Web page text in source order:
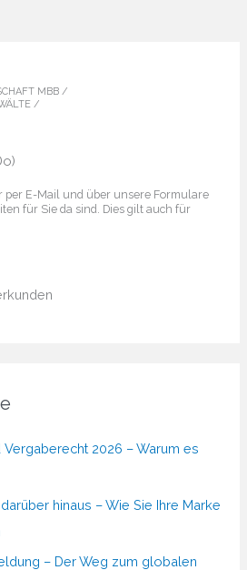
MBB /
/
per E-Mail und über unsere Formulare
für Sie da sind. Dies gilt auch für
2026 – Warum es
hinaus – Wie Sie Ihre Marke
– Der Weg zum globalen